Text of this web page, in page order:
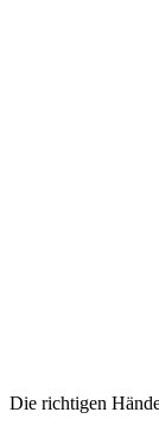
Die richtigen